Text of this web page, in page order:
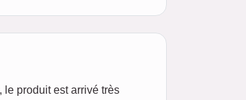
produit est arrivé très